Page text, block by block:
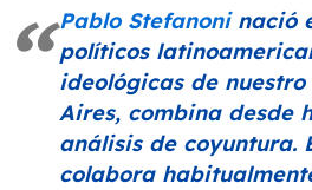
Pablo Stefanoninació
políticos
ideológicas de
Aires, combina desde
análisis de coyuntura.
colabora